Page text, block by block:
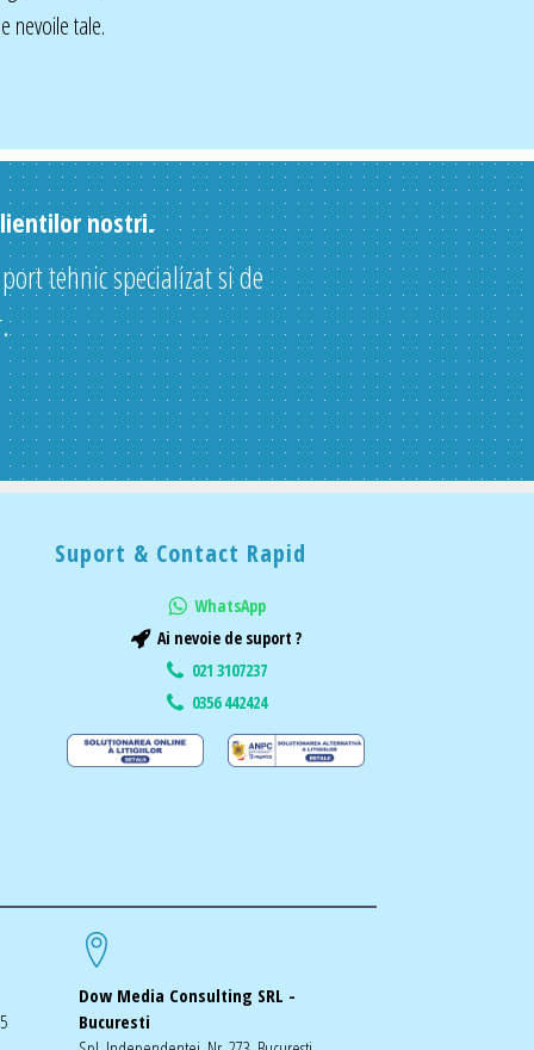
nevoile tale.
nostri.
tehnic specializat si de
Suport & Contact Rapid
WhatsApp
Ai nevoie de suport ?
021 3107237
0356 442424
Dow Media Consulting SRL -
Bucuresti